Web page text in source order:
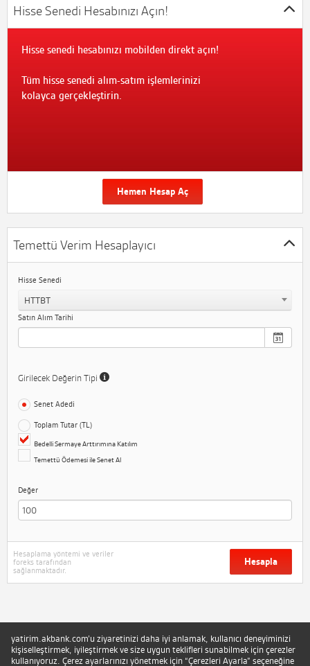
Hisse Senedi Hesabınızı Açın!
Hisse senedi hesabınızı mobilden direkt açın!
Tüm hisse senedi alım-satım işlemlerinizi
kolayca gerçekleştirin.
Hemen Hesap Aç
Temettü Verim Hesaplayıcı
Hisse Senedi
HTTBT
Satın Alım Tarihi
Girilecek Değerin Tipi
Senet Adedi
Toplam Tutar (TL)
Bedelli Sermaye Arttırımına Katılım
Temettü Ödemesi ile Senet Al
Değer
Hesaplama yöntemi ve veriler
foreks tarafından
sağlanmaktadır.
Hesapla